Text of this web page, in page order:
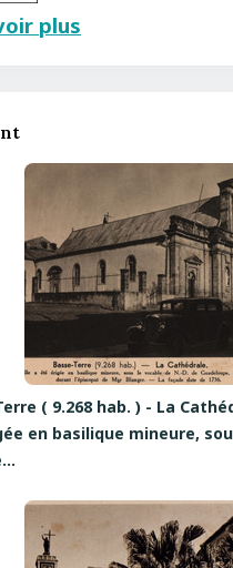
plus
( 9.268 hab. ) - La
en basilique mineure,